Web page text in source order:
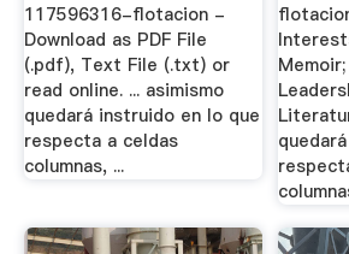
117596316-flotacion -
Download as PDF File
(.pdf), Text File (.txt) or
read online. ... asimismo
quedará instruido en lo que
respecta a celdas
columnas, ...